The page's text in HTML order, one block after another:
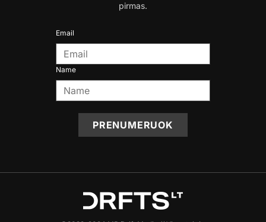
pirmas.
Email
Name
PRENUMERUOK